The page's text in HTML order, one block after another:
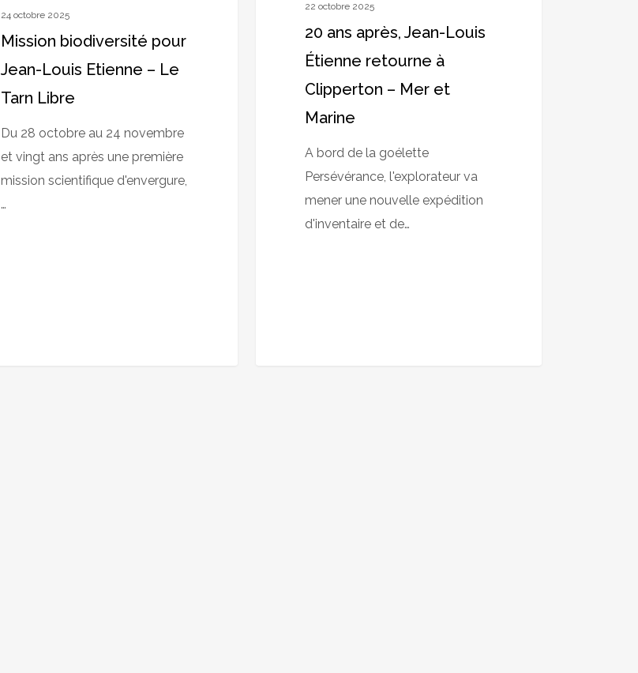
24 octobre 2025
Mission biodiversité pour
Jean-Louis Etienne – Le
Tarn Libre
Du 28 octobre au 24 novembre
et vingt ans après une première
mission scientifique d'envergure,
…
22 octobre 2025
20 ans après, Jean-Louis
Étienne retourne à
Clipperton – Mer et
Marine
A bord de la goélette
Persévérance, l'explorateur va
mener une nouvelle expédition
d'inventaire et de…